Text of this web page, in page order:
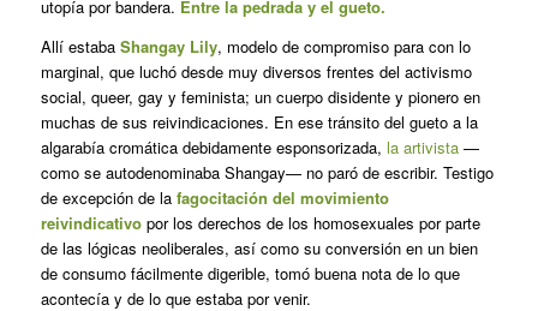
utopía por bandera. Entre la pedrada y el gueto.
Allí estaba Shangay Lily, modelo de compromiso para con lo
marginal, que luchó desde muy diversos frentes del activismo
social, queer, gay y feminista; un cuerpo disidente y pionero en
muchas de sus reivindicaciones. En ese tránsito del gueto a la
algarabía cromática debidamente esponsorizada, laartivista—
como se autodenominaba Shangay— no paró de escribir. Testigo
de excepción de la fagocitación del movimiento
reivindicativopor los derechos de los homosexuales por parte
de las lógicas neoliberales, así como su conversión en un bien
de consumo fácilmente digerible, tomó buena nota de lo que
acontecía y de lo que estaba por venir.